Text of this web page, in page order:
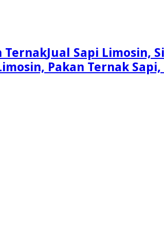
Jual Sapi Limosin,
Pakan Ternak